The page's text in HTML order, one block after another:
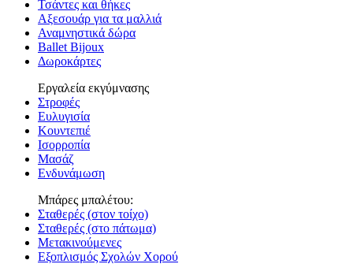
Τσάντες και θήκες
Αξεσουάρ για τα μαλλιά
Αναμνηστικά δώρα
Ballet Bijoux
Δωροκάρτες
Εργαλεία εκγύμνασης
Στροφές
Ευλυγισία
Κουντεπιέ
Ισορροπία
Μασάζ
Ενδυνάμωση
Μπάρες μπαλέτου:
Σταθερές (στον τοίχο)
Σταθερές (στο πάτωμα)
Μετακινούμενες
Εξοπλισμός Σχολών Χορού